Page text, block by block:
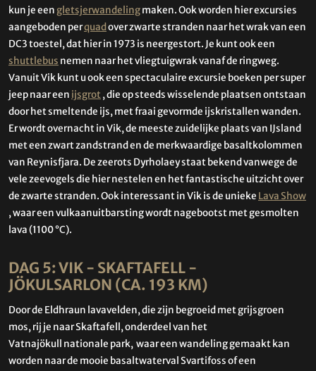
kun je een gletsjerwandelingmaken. Ook worden hier excursies
aangeboden perquad over zwarte stranden naar het wrak van een
DC3 toestel, dat hier in 1973 is neergestort. Je kunt ook een
shuttlebus nemen naar het vliegtuigwrak vanaf de ringweg.
Vanuit Vik kunt u ook een spectaculaire excursie boeken per super
jeep naar een ijsgrot, die op steeds wisselende plaatsen ontstaan
door het smeltende ijs, met fraai gevormde ijskristallen wanden.
Er wordt overnacht in Vik, de meeste zuidelijke plaats van IJsland
met een zwart zandstrand en de merkwaardige basaltkolommen
van Reynisfjara. De zeerots Dyrholaey staat bekend vanwege de
vele zeevogels die hier nestelen en het fantastische uitzicht over
de zwarte stranden. Ook interessant in Vik is de unieke Lava Show
, waar een vulkaanuitbarsting wordt nagebootst met gesmolten
lava (1100 °C).
DAG 5: VIK - SKAFTAFELL -
JÖKULSARLON (CA. 193 KM)
Door de Eldhraun lavavelden, die zijn begroeid met grijsgroen
mos, rij je naar Skaftafell, onderdeel van het
Vatnajökull nationale park, waar een wandeling gemaakt kan
worden naar de mooie basaltwaterval Svartifoss of een